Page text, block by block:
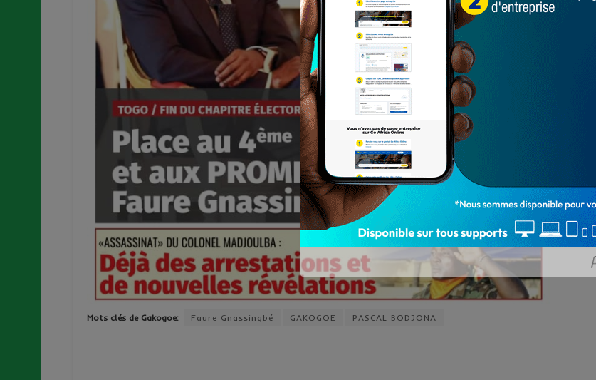
Mots clés de Gakogoe: Faure Gnassingbé GAKOGOE PASCAL BODJONA